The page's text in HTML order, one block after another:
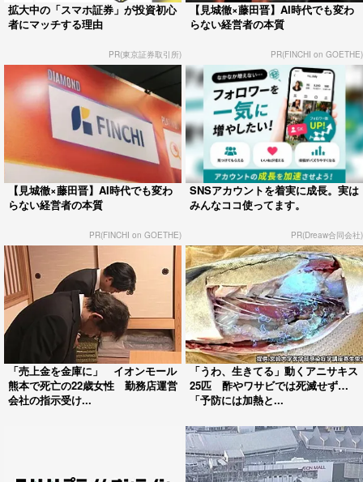
拡大中の「スマホ証券」が投資初心
者にマッチする理由
PR(東京証券取引所)
【見城徹×藤田晋】AI時代でも変わ
らない経営者の本質
PR(FINCHI on GOETHE)
【見城徹×藤田晋】AI時代でも変わ
らない経営者の本質
PR(FINCHI on GOETHE)
SNSアカウントを着実に成長。実は
みんなココ使ってます。
PR(Dreaw合同会社)
「売上金を金庫に」 イオンモール
熊本で死亡の22歳女性 勤務店運営
会社の指示受け...
「うわ、生きてる」動くアニサキス
25匹 酢やワサビでは死滅せず…
「予防には加熱と...